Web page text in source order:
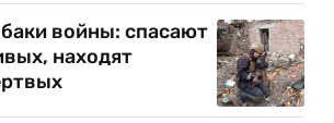
войны: спасают
находят